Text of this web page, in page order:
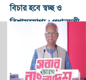
বিচার হবে স্বচ্ছ ও
বিশ্বাসযোগ্য : প্রধানমন্ত্রী